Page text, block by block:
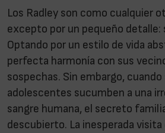
Los Radley son como cualquier
excepto por un pequeño detalle:
Optando por un estilo de vida
perfecta harmonía con sus
sospechas. Sin embargo, cuando
adolescentes sucumben a una
sangre humana, el secreto
descubierto. La inesperada